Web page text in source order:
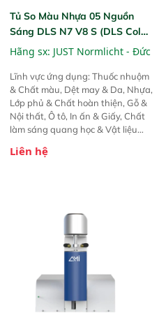
Tủ So Màu Nhựa 05 Nguồn
Sáng DLS N7 V8 S (DLS Color
Viewing Light)
Hãng sx: JUST Normlicht - Đức
Lĩnh vực ứng dụng: Thuốc nhuộm
& Chất màu, Dệt may & Da, Nhựa,
Lớp phủ & Chất hoàn thiện, Gỗ &
Nội thất, Ô tô, In ấn & Giấy, Chất
làm sáng quang học & Vật liệu
lĩnh vực khác...
Liên hệ